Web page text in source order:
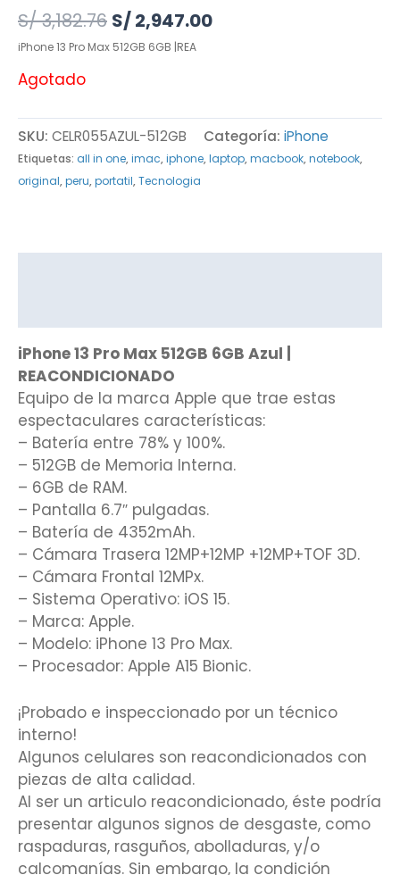
S/3,182.76 S/2,947.00
iPhone 13 Pro Max 512GB 6GB |REA
Agotado
SKU: CELR055AZUL-512GB Categoría: iPhone
Etiquetas: all in one,imac,iphone,laptop,macbook,notebook,
original,peru,portatil,Tecnologia
iPhone 13 Pro Max 512GB 6GB Azul |
REACONDICIONADO
Equipo de la marca Apple que trae estas
espectaculares características:
– Batería entre 78% y 100%.
– 512GB de Memoria Interna.
– 6GB de RAM.
– Pantalla 6.7″ pulgadas.
– Batería de 4352mAh.
– Cámara Trasera 12MP+12MP +12MP+TOF 3D.
– Cámara Frontal 12MPx.
– Sistema Operativo: iOS 15.
– Marca: Apple.
– Modelo: iPhone 13 Pro Max.
– Procesador: Apple A15 Bionic.
¡Probado e inspeccionado por un técnico
interno!
Algunos celulares son reacondicionados con
piezas de alta calidad.
Al ser un articulo reacondicionado, éste podría
presentar algunos signos de desgaste, como
raspaduras, rasguños, abolladuras, y/o
calcomanías. Sin embargo, la condición